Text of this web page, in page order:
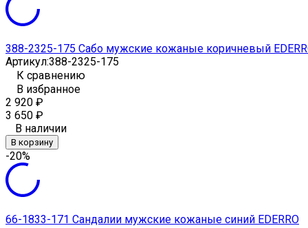
388-2325-175 Сабо мужские кожаные коричневый
Артикул:388-2325-175
К сравнению
В избранное
2 920 ₽
3 650 ₽
В наличии
В корзину
-20%
66-1833-171 Сандалии мужские кожаные синий EDERRO